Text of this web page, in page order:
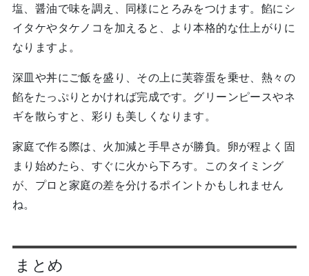
塩、醤油で味を調え、同様にとろみをつけます。餡にシ
イタケやタケノコを加えると、より本格的な仕上がりに
なりますよ。
深皿や丼にご飯を盛り、その上に芙蓉蛋を乗せ、熱々の
餡をたっぷりとかければ完成です。グリーンピースやネ
ギを散らすと、彩りも美しくなります。
家庭で作る際は、火加減と手早さが勝負。卵が程よく固
まり始めたら、すぐに火から下ろす。このタイミング
が、プロと家庭の差を分けるポイントかもしれません
ね。
まとめ